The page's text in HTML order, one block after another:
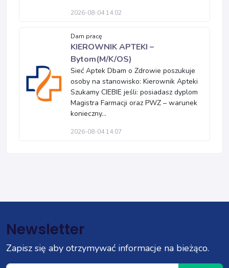
2026-08-04 14:02
Dam pracę
KIEROWNIK APTEKI –
Bytom(M/K/OS)
Sieć Aptek Dbam o Zdrowie poszukuje
osoby na stanowisko: Kierownik Apteki
Szukamy CIEBIE jeśli: posiadasz dyplom
Magistra Farmacji oraz PWZ – warunek
konieczny...
2026-08-04 14:07
Newsletter
Zapisz się aby otrzymywać informacje na bieżąco.